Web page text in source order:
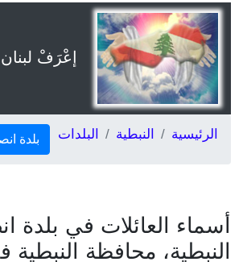
إعْرَفْ لبنان
الرئيسية النبطية البلدات بلدة
أسماء العائلات في بلدة
النبطية، محافظة النبطية